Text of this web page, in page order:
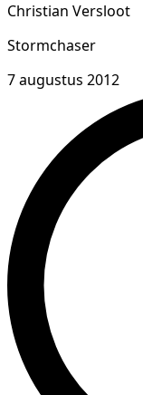
Christian Versloot
Stormchaser
7 augustus 2012